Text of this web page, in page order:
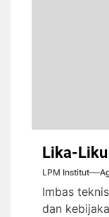
Lika-Liku
LPM Institut
Imbas
dan